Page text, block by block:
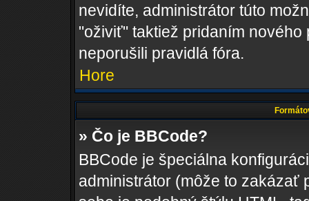
nevidíte, administrátor túto
"oživiť" taktiež pridaním
neporušili pravidlá fóra.
Hore
» Čo je BBCode?
BBCode je špeciálna
administrátor (môže to zakázať